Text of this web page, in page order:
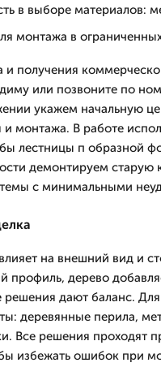
в выборе материалов:
монтажа в
и получения
или позвоните по
укажем начальную
и монтажа. В работе
лестницы п образной
демонтируем
с минимальными
на внешний вид и
профиль, дерево
дают баланс.
деревянные перила,
Все решения проходят
избежать ошибок при